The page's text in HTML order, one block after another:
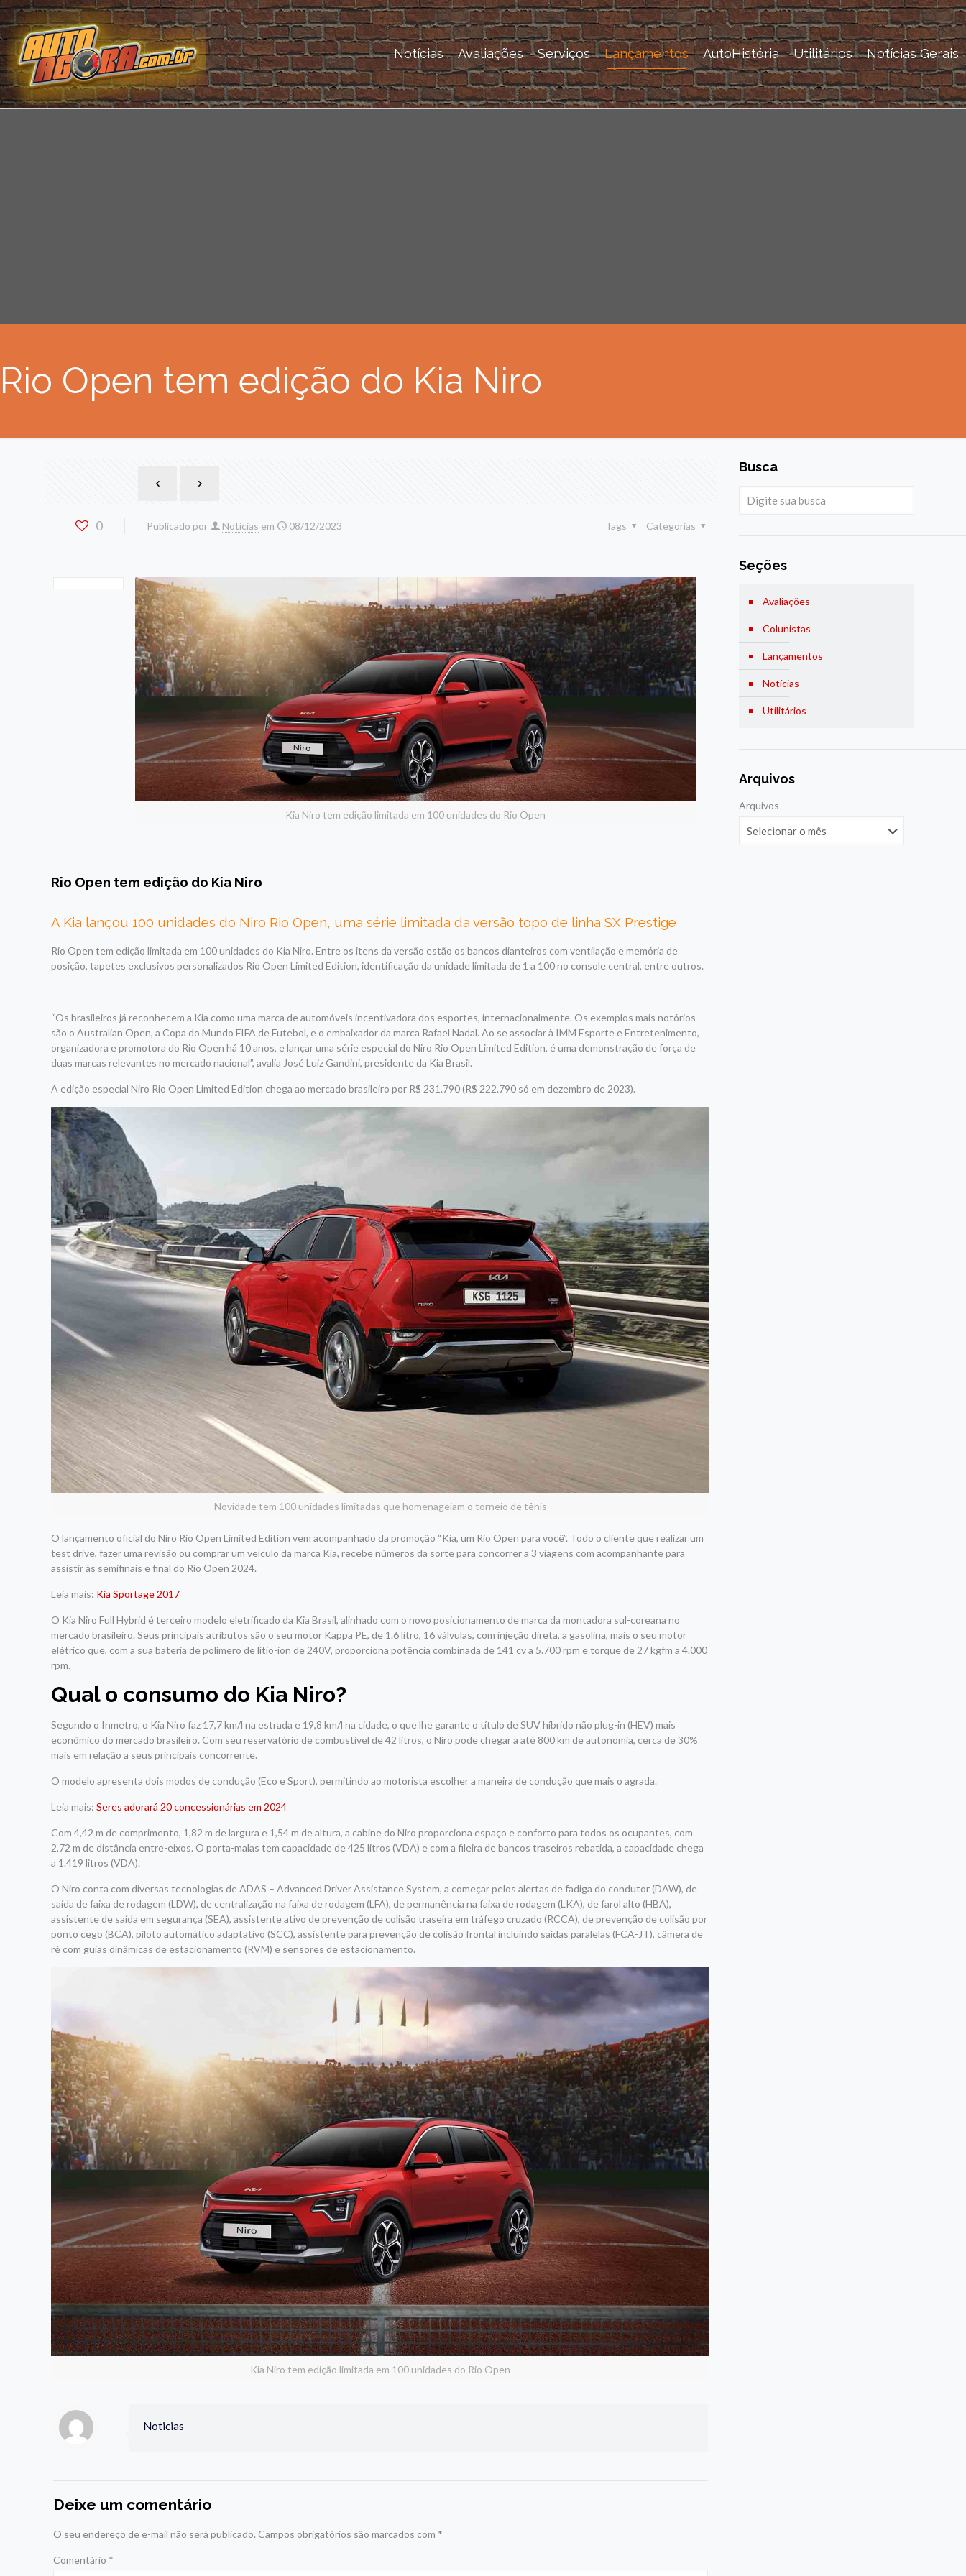
Notícias Avaliações Serviços Lançamentos AutoHistória Utilitários Notícias Gerais
Rio Open tem edição do Kia Niro
0 Publicado por Noticias em 08/12/2023 Categorias
Tags
Kia Niro tem edição limitada em 100 unidades do Rio Open
Rio Open tem edição do Kia Niro
A Kia lançou 100 unidades do Niro Rio Open, uma série limitada da versão topo de linha SX Prestige
Rio Open tem edição limitada em 100 unidades do Kia Niro. Entre os itens da versão estão os bancos dianteiros com ventilação e memória de
posição, tapetes exclusivos personalizados Rio Open Limited Edition, identificação da unidade limitada de 1 a 100 no console central, entre outros.
“Os brasileiros já reconhecem a Kia como uma marca de automóveis incentivadora dos esportes, internacionalmente. Os exemplos mais notórios
são o Australian Open, a Copa do Mundo FIFA de Futebol, e o embaixador da marca Rafael Nadal. Ao se associar à IMM Esporte e Entretenimento,
organizadora e promotora do Rio Open há 10 anos, e lançar uma série especial do Niro Rio Open Limited Edition, é uma demonstração de força de
duas marcas relevantes no mercado nacional”, avalia José Luiz Gandini, presidente da Kia Brasil.
A edição especial Niro Rio Open Limited Edition chega ao mercado brasileiro por R$ 231.790 (R$ 222.790 só em dezembro de 2023).
Novidade tem 100 unidades limitadas que homenageiam o torneio de tênis
O lançamento oficial do Niro Rio Open Limited Edition vem acompanhado da promoção “Kia, um Rio Open para você”. Todo o cliente que realizar um
test drive, fazer uma revisão ou comprar um veículo da marca Kia, recebe números da sorte para concorrer a 3 viagens com acompanhante para
assistir às semifinais e final do Rio Open 2024.
Leia mais: Kia Sportage 2017
O Kia Niro Full Hybrid é terceiro modelo eletrificado da Kia Brasil, alinhado com o novo posicionamento de marca da montadora sul-coreana no
mercado brasileiro. Seus principais atributos são o seu motor Kappa PE, de 1.6 litro, 16 válvulas, com injeção direta, a gasolina, mais o seu motor
elétrico que, com a sua bateria de polímero de lítio-ion de 240V, proporciona potência combinada de 141 cv a 5.700 rpm e torque de 27 kgfm a 4.000
rpm.
Qual o consumo do Kia Niro?
Segundo o Inmetro, o Kia Niro faz 17,7 km/l na estrada e 19,8 km/l na cidade, o que lhe garante o título de SUV híbrido não plug-in (HEV) mais
econômico do mercado brasileiro. Com seu reservatório de combustível de 42 litros, o Niro pode chegar a até 800 km de autonomia, cerca de 30%
mais em relação a seus principais concorrente.
O modelo apresenta dois modos de condução (Eco e Sport), permitindo ao motorista escolher a maneira de condução que mais o agrada.
Leia mais:Seres adorará 20 concessionárias em 2024
Com 4,42 m de comprimento, 1,82 m de largura e 1,54 m de altura, a cabine do Niro proporciona espaço e conforto para todos os ocupantes, com
2,72 m de distância entre-eixos. O porta-malas tem capacidade de 425 litros (VDA) e com a fileira de bancos traseiros rebatida, a capacidade chega
a 1.419 litros (VDA).
O Niro conta com diversas tecnologias de ADAS – Advanced Driver Assistance System, a começar pelos alertas de fadiga do condutor (DAW), de
saída de faixa de rodagem (LDW), de centralização na faixa de rodagem (LFA), de permanência na faixa de rodagem (LKA), de farol alto (HBA),
assistente de saída em segurança (SEA), assistente ativo de prevenção de colisão traseira em tráfego cruzado (RCCA), de prevenção de colisão por
ponto cego (BCA), piloto automático adaptativo (SCC), assistente para prevenção de colisão frontal incluindo saídas paralelas (FCA-JT), câmera de
ré com guias dinâmicas de estacionamento (RVM) e sensores de estacionamento.
Kia Niro tem edição limitada em 100 unidades do Rio Open
Noticias
Deixe um comentário
O seu endereço de e-mail não será publicado. Campos obrigatórios são marcados com *
Comentário *
Busca
Seções
Avaliações
Colunistas
Lançamentos
Notícias
Utilitários
Arquivos
Arquivos